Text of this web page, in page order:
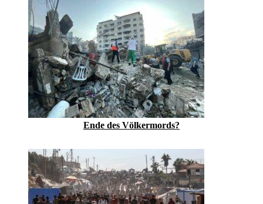
Ende des Völkermords?